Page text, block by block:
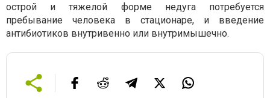
острой и тяжелой форме недуга потребуется
пребывание человека в стационаре, и введение
антибиотиков внутривенно или внутримышечно.